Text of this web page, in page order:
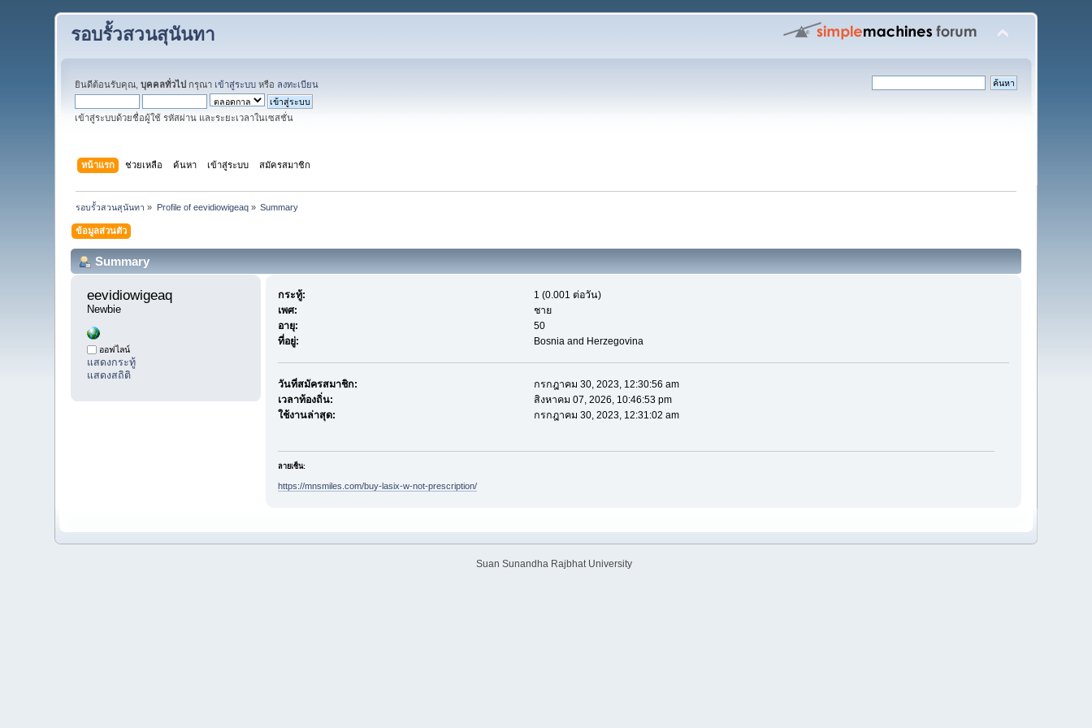
รอบรั้วสวนสุนันทา
ยินดีต้อนรับคุณ,บุคคลทั่วไป กรุณา เข้าสู่ระบบ หรือ ลงทะเบียน
เข้าสู่ระบบด้วยชื่อผู้ใช้ รหัสผ่าน และระยะเวลาในเซสชั่น
หน้าแรก ช่วยเหลือ ค้นหา เข้าสู่ระบบ สมัครสมาชิก
รอบรั้วสวนสุนันทา » Profile of eevidiowigeaq» Summary
ข้อมูลส่วนตัว
Summary
eevidiowigeaq
Newbie
ออฟไลน์
แสดงกระทู้
แสดงสถิติ
กระทู้:
1 (0.001 ต่อวัน)
เพศ:
ชาย
อายุ:
50
ที่อยู่:
Bosnia and Herzegovina
วันที่สมัครสมาชิก:
กรกฎาคม 30, 2023, 12:30:56 am
เวลาท้องถิ่น:
สิงหาคม 07, 2026, 10:46:53 pm
ใช้งานล่าสุด:
กรกฎาคม 30, 2023, 12:31:02 am
ลายเซ็น:
https://mnsmiles.com/buy-lasix-w-not-prescription/
Suan Sunandha Rajbhat University